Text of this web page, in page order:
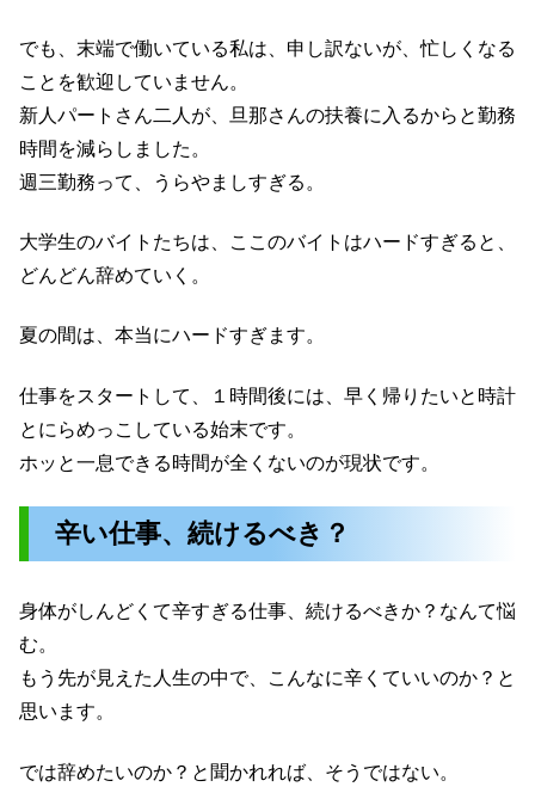
でも、末端で働いている私は、申し訳ないが、忙しくなる
ことを歓迎していません。
新人パートさん二人が、旦那さんの扶養に入るからと勤務
時間を減らしました。
週三勤務って、うらやましすぎる。
大学生のバイトたちは、ここのバイトはハードすぎると、
どんどん辞めていく。
夏の間は、本当にハードすぎます。
仕事をスタートして、１時間後には、早く帰りたいと時計
とにらめっこしている始末です。
ホッと一息できる時間が全くないのが現状です。
辛い仕事、続けるべき？
身体がしんどくて辛すぎる仕事、続けるべきか？なんて悩
む。
もう先が見えた人生の中で、こんなに辛くていいのか？と
思います。
では辞めたいのか？と聞かれれば、そうではない。